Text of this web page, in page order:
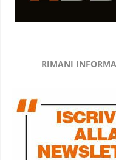
RIMANI